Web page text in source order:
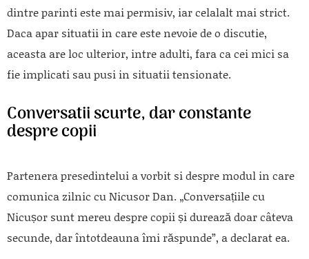
dintre parinti este mai permisiv, iar celalalt mai strict.
Daca apar situatii in care este nevoie de o discutie,
aceasta are loc ulterior, intre adulti, fara ca cei mici sa
fie implicati sau pusi in situatii tensionate.
Conversatii scurte, dar constante
despre copii
Partenera presedintelui a vorbit si despre modul in care
comunica zilnic cu Nicusor Dan. „Conversațiile cu
Nicușor sunt mereu despre copii și durează doar câteva
secunde, dar întotdeauna îmi răspunde”, a declarat ea.